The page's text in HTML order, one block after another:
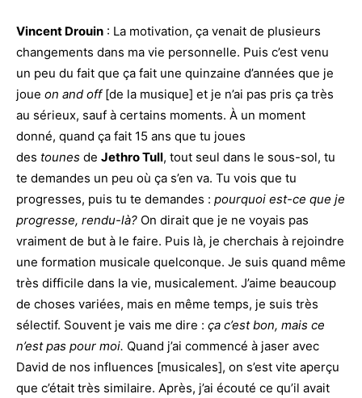
Vincent Drouin : La motivation, ça venait de plusieurs
changements dans ma vie personnelle. Puis c’est venu
un peu du fait que ça fait une quinzaine d’années que je
joue on and off[de la musique] et je n’ai pas pris ça très
au sérieux, sauf à certains moments. À un moment
donné, quand ça fait 15 ans que tu joues
des tounes de Jethro Tull, tout seul dans le sous-sol, tu
te demandes un peu où ça s’en va. Tu vois que tu
progresses, puis tu te demandes : pourquoi est-ce que je
progresse, rendu-là? On dirait que je ne voyais pas
vraiment de but à le faire. Puis là, je cherchais à rejoindre
une formation musicale quelconque. Je suis quand même
très difficile dans la vie, musicalement. J’aime beaucoup
de choses variées, mais en même temps, je suis très
sélectif. Souvent je vais me dire : ça c’est bon, mais ce
n’est pas pour moi. Quand j’ai commencé à jaser avec
David de nos influences [musicales], on s’est vite aperçu
que c’était très similaire. Après, j’ai écouté ce qu’il avait